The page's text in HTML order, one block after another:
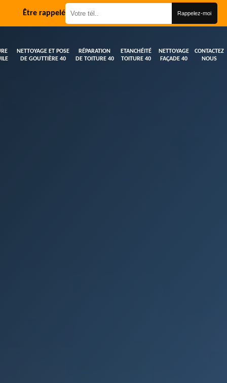
Être rappelé
NETTOYAGE ET POSE
DE GOUTTIÈRE 40
RÉPARATION
DE TOITURE 40
ETANCHÉITÉ
TOITURE 40
NETTOYAGE
FAÇADE 40
CONTACTEZ
NOUS